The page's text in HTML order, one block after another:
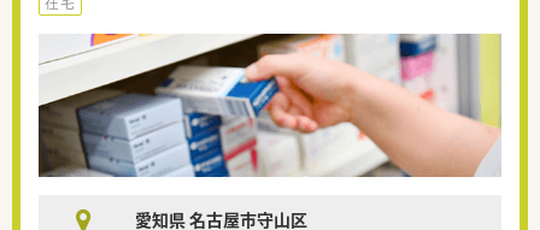
愛知県 名古屋市守山区